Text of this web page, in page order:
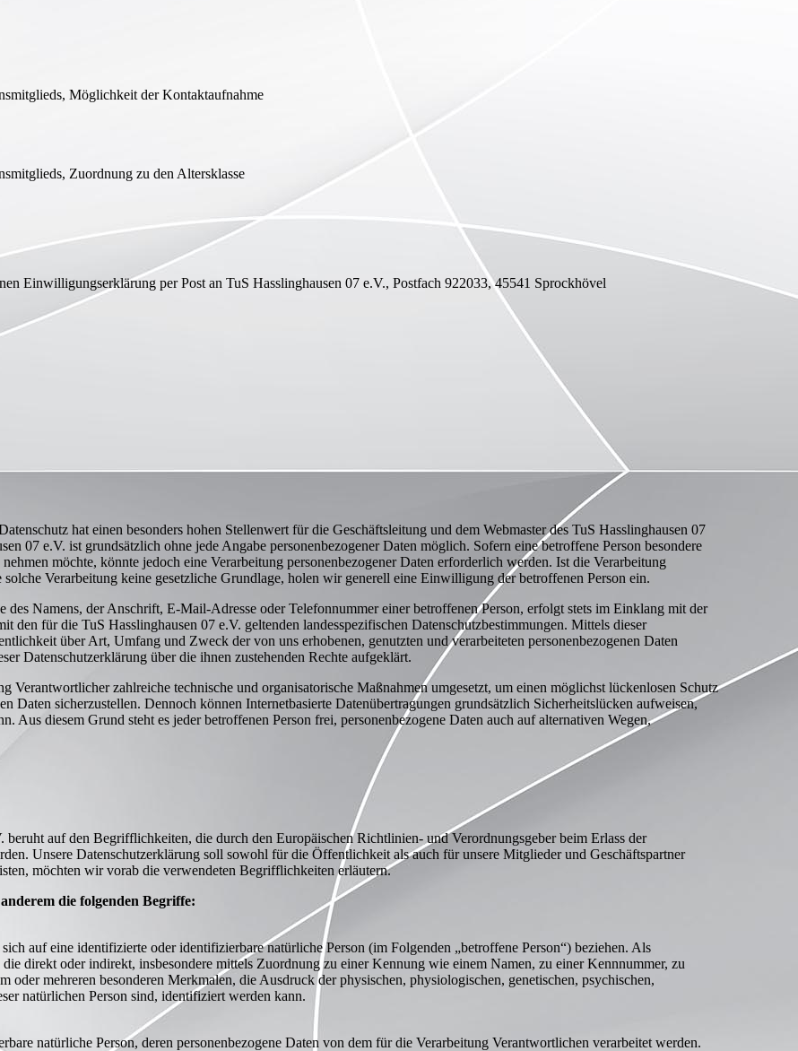
Möglichkeit der Kontaktaufnahme
Zuordnung zu den Altersklasse
Einwilligungserklärung per Post an TuS Hasslinghausen 07 e.V., Postfach 922033, 45541 Sprockhövel
hat einen besonders hohen Stellenwert für die Geschäftsleitung und dem Webmaster des TuS Hasslinghausen 07
07 e.V. ist grundsätzlich ohne jede Angabe personenbezogener Daten möglich. Sofern eine betroffene Person besondere
möchte, könnte jedoch eine Verarbeitung personenbezogener Daten erforderlich werden. Ist die Verarbeitung
Verarbeitung keine gesetzliche Grundlage, holen wir generell eine Einwilligung der betroffenen Person ein.
des Namens, der Anschrift, E-Mail-Adresse oder Telefonnummer einer betroffenen Person, erfolgt stets im Einklang mit der
den für die TuS Hasslinghausen 07 e.V. geltenden landesspezifischen Datenschutzbestimmungen. Mittels dieser
über Art, Umfang und Zweck der von uns erhobenen, genutzten und verarbeiteten personenbezogenen Daten
Datenschutzerklärung über die ihnen zustehenden Rechte aufgeklärt.
Verantwortlicher zahlreiche technische und organisatorische Maßnahmen umgesetzt, um einen möglichst lückenlosen Schutz
Daten sicherzustellen. Dennoch können Internetbasierte Datenübertragungen grundsätzlich Sicherheitslücken aufweisen,
Aus diesem Grund steht es jeder betroffenen Person frei, personenbezogene Daten auch auf alternativen Wegen,
beruht auf den Begrifflichkeiten, die durch den Europäischen Richtlinien- und Verordnungsgeber beim Erlass der
Unsere Datenschutzerklärung soll sowohl für die Öffentlichkeit als auch für unsere Mitglieder und Geschäftspartner
möchten wir vorab die verwendeten Begrifflichkeiten erläutern.
die folgenden Begriffe:
auf eine identifizierte oder identifizierbare natürliche Person (im Folgenden „betroffene Person“) beziehen. Als
direkt oder indirekt, insbesondere mittels Zuordnung zu einer Kennung wie einem Namen, zu einer Kennnummer, zu
oder mehreren besonderen Merkmalen, die Ausdruck der physischen, physiologischen, genetischen, psychischen,
natürlichen Person sind, identifiziert werden kann.
natürliche Person, deren personenbezogene Daten von dem für die Verarbeitung Verantwortlichen verarbeitet werden.